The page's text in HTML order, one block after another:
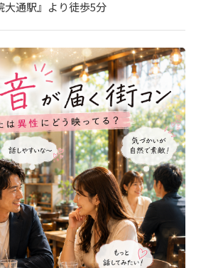
大通駅』より徒歩5分